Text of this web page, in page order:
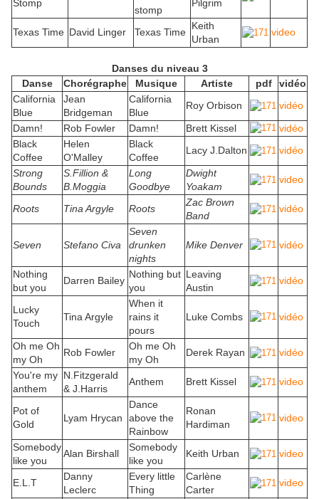
Stomp
stomp
Pilgrim
Texas Time David Linger Texas Time
Keith
Urban
video
Danses du niveau 3
Danse
Chorégraphe Musique Artiste pdf
vidéo
California
Blue
Jean
Bridgeman
California
Blue
Roy Orbison
vidéo
Damn!
Rob Fowler Damn! Brett Kissel
vidéo
Black
Coffee
Helen
O'Malley
Black
Coffee
Lacy J.Dalton
vidéo
Strong
Bounds
S.Fillion &
B.Moggia
Long
Goodbye
Dwight
Yoakam
video
Roots Tina Argyle Roots
Zac Brown
Band
vidéo
Seven Stefano Civa
Seven
drunken
nights
Mike Denver vidéo
Nothing
but you
Darren Bailey
Nothing but
you
Leaving
Austin
vidéo
Lucky
Touch
Tina Argyle
When it
rains it
pours
Luke Combs vidéo
Oh me Oh
my Oh
Rob Fowler
Oh me Oh
my Oh
Derek Rayan
vidéo
You're my
anthem
N.Fitzgerald
& J.Harris
Anthem Brett Kissel video
Pot of
Gold
Lyam Hrycan
Dance
above the
Rainbow
Ronan
Hardiman
video
Somebody
like you
Alan Birshall
Somebody
like you
Keith Urban video
E.L.T
Danny
Leclerc
Every little
Thing
Carlène
Carter
video